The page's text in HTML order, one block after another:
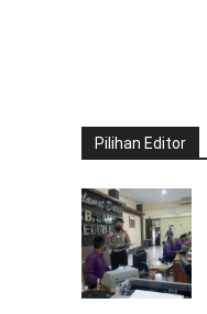
Pilihan Editor